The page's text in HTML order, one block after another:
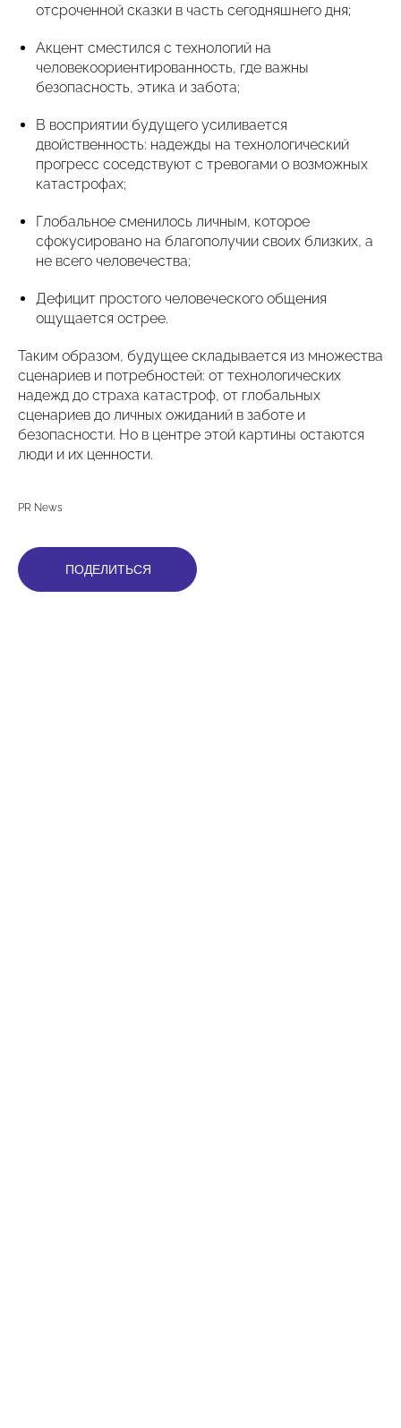
отсроченной сказки в часть сегодняшнего дня;
Акцент сместился с технологий на
человекоориентированность, где важны
безопасность, этика и забота;
В восприятии будущего усиливается
двойственность: надежды на технологический
прогресс соседствуют с тревогами о возможных
катастрофах;
Глобальное сменилось личным, которое
сфокусировано на благополучии своих близких, а
не всего человечества;
Дефицит простого человеческого общения
ощущается острее.
Таким образом, будущее складывается из множества
сценариев и потребностей: от технологических
надежд до страха катастроф, от глобальных
сценариев до личных ожиданий в заботе и
безопасности. Но в центре этой картины остаются
люди и их ценности.
PR News
ПОДЕЛИТЬСЯ